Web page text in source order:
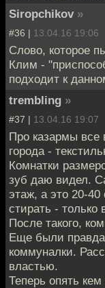
Siropchikov »
#36 | 13.04.16 19:06
Слово, которое
Клим -
подходит к
trembling »
#37 | 13.04.16 19:07
Про казармы
города -
Комнатки
зуб даю видел.
этаж, а это 20-
стирать - только
После такого,
Еще были
коммуналки.
властью.
Теперь опять